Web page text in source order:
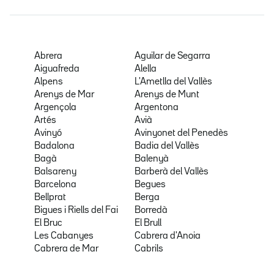
Abrera
Aguilar de Segarra
Aiguafreda
Alella
Alpens
L'Ametlla del Vallès
Arenys de Mar
Arenys de Munt
Argençola
Argentona
Artés
Avià
Avinyó
Avinyonet del Penedès
Badalona
Badia del Vallès
Bagà
Balenyà
Balsareny
Barberà del Vallès
Barcelona
Begues
Bellprat
Berga
Bigues i Riells del Fai
Borredà
El Bruc
El Brull
Les Cabanyes
Cabrera d'Anoia
Cabrera de Mar
Cabrils